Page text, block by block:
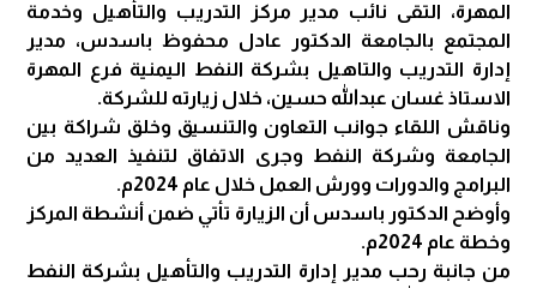
المهرة، التقى نائب مدير مركز التدريب والتأهيل وخدمة
المجتمع بالجامعة الدكتور عادل محفوظ باسدس، مدير
إدارة التدريب والتاهيل بشركة النفط اليمنية فرع المهرة
الاستاذ غسان عبدالله حسين، خلال زيارته للشركة.
وناقش اللقاء جوانب التعاون والتنسيق وخلق شراكة بين
الجامعة وشركة النفط وجرى الاتفاق لتنفيذ العديد من
البرامج والدورات وورش العمل خلال عام 2024م.
وأوضح الدكتور باسدس أن الزيارة تأتي ضمن أنشطة المركز
وخطة عام 2024م.
من جانبة رحب مدير إدارة التدريب والتأهيل بشركة النفط